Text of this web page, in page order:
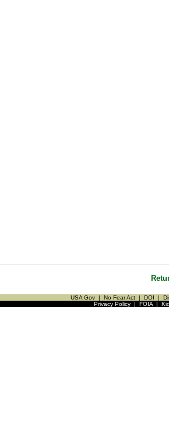
USA Gov | No Fear Act | DOI |
Privacy Policy| FOIA|